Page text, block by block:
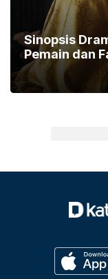
Sinopsis
Pemain dan